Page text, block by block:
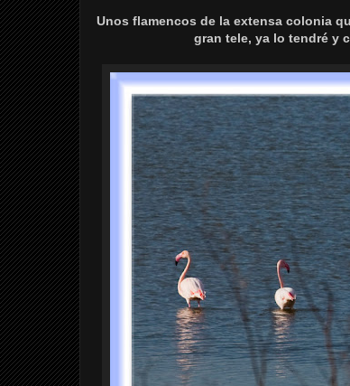
Unos flamencos de la extensa colonia
gran tele, ya lo tendré y